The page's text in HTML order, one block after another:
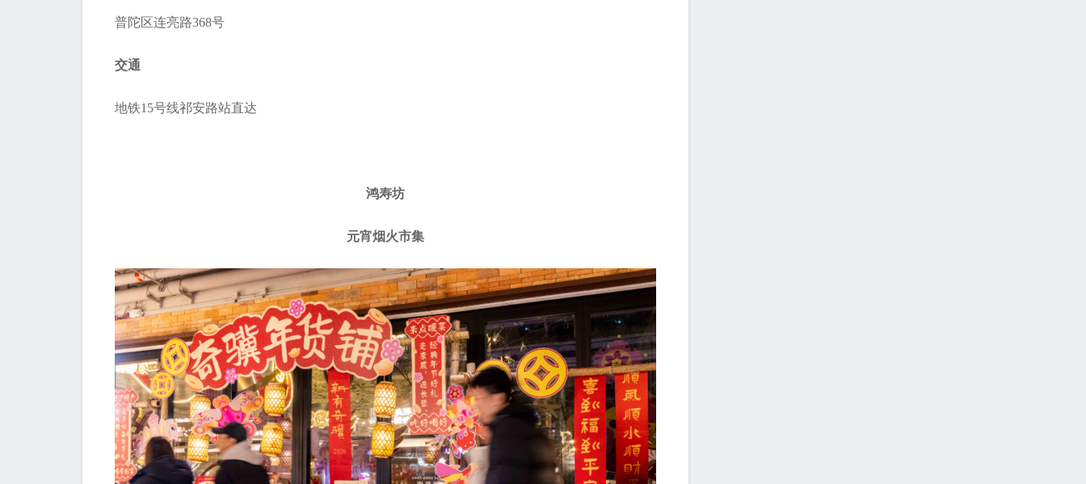
普陀区连亮路368号
交通
地铁15号线祁安路站直达
鸿寿坊
元宵烟火市集